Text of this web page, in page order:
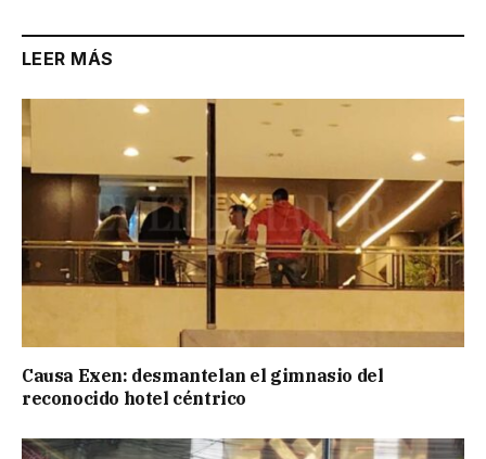
LEER MÁS
Causa Exen: desmantelan el gimnasio del
reconocido hotel céntrico